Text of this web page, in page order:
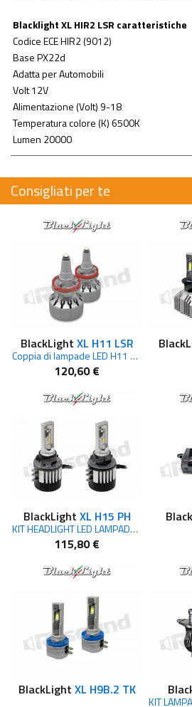
Blacklight XL HIR2 LSR caratteristiche
Codice ECE HIR2 (9012)
Base PX22d
Adatta per Automobili
Volt 12V
Alimentazione (Volt) 9-18
Temperatura colore (K) 6500K
Lumen 20000
Consigliati per te
BlackLight XL H11 LSR
Coppia di lampade LED H11 solo per fari lenticolari. 6.500k 28.000 LUX 55 W 12V
120,60 €
BlackLight XL H15 PH
KIT HEADLIGHT LED LAMPADE H15 12V 5700K CHIP LUXEON
115,80 €
BlackLight XL H9B.2 TK